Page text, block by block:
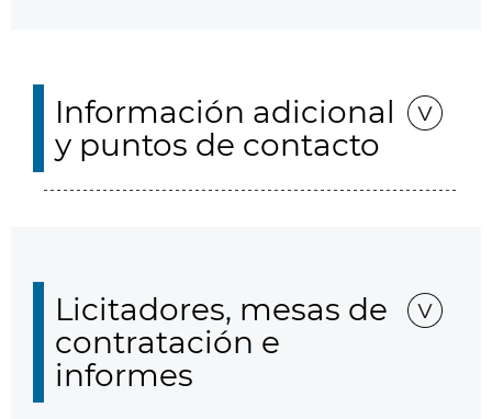
Información adicional
y puntos de contacto
Licitadores, mesas de
contratación e
informes